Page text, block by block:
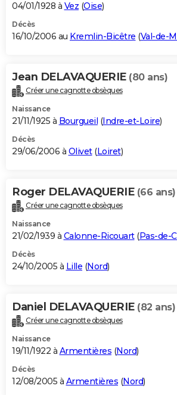
04/01/1928 à Vez (Oise)
Décès
16/10/2006 au Kremlin-Bicêtre (Val-de-
Jean DELAVAQUERIE (80 ans)
Créer une cagnotte obsèques
Naissance
21/11/1925 à Bourgueil (Indre-et-Loire)
Décès
29/06/2006 à Olivet(Loiret)
Roger DELAVAQUERIE (66 ans)
Créer une cagnotte obsèques
Naissance
21/02/1939 à Calonne-Ricouart(Pas-de-
Décès
24/10/2005 à Lille (Nord)
Daniel DELAVAQUERIE (82 ans)
Créer une cagnotte obsèques
Naissance
19/11/1922 à Armentières (Nord)
Décès
12/08/2005 à Armentières (Nord)